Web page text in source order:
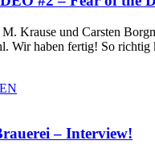
Krause und Carsten
Wir haben fertig! So richtig
– Interview!